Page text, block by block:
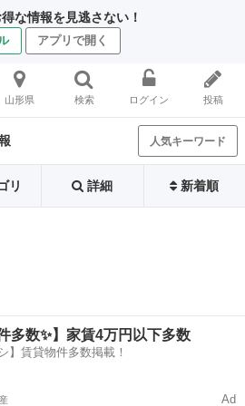
な情報を見逃さない！
アプリで開く
山形県 検索 ログイン 投稿
人気キーワード
リ 詳細 新着順
多数✨】家賃4万円以下多数
】賃貸物件多数掲載！
Ad